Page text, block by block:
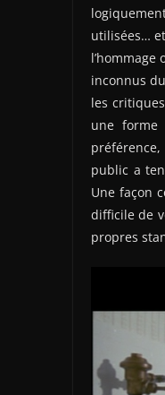
utilisées…
inconnus
les
une
public a
Une façon
difficile de
propres